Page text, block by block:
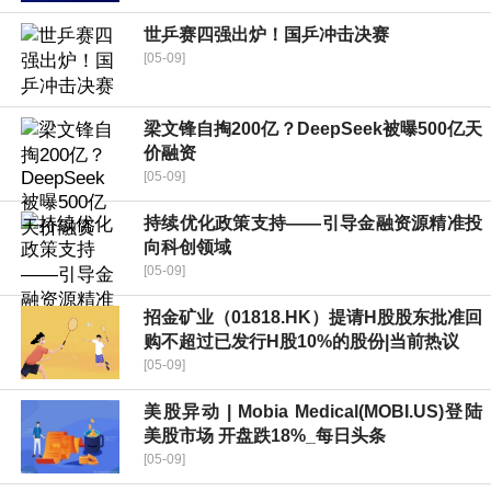
世乒赛四强出炉！国乒冲击决赛
[05-09]
梁文锋自掏200亿？DeepSeek被曝500亿天
价融资
[05-09]
持续优化政策支持——引导金融资源精准投
向科创领域
[05-09]
招金矿业（01818.HK）提请H股股东批准回
购不超过已发行H股10%的股份|当前热议
[05-09]
美股异动 | Mobia Medical(MOBI.US)登陆
美股市场 开盘跌18%_每日头条
[05-09]